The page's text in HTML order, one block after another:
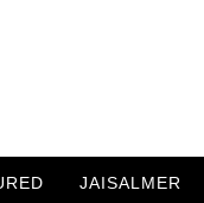
JAISALMER